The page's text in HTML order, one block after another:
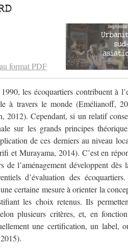
format PDF
les écoquartiers contribuent à
à travers le monde (Emélianoff,
2012). Cependant, si un relatif
sur les grands principes
de ces derniers au niveau
et Murayama, 2014). C’est en
de l’aménagement développent dès
d’évaluation des
certaine mesure à orienter la
les choix retenus. Ils
plusieurs critères, et, en
une certification, un label,